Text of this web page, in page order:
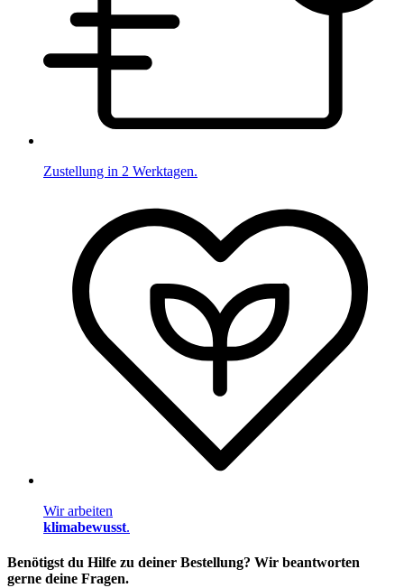
Zustellung in 2 Werktagen.
Wir arbeiten
klimabewusst.
Benötigst du Hilfe zu deiner Bestellung? Wir beantworten
gerne deine Fragen.